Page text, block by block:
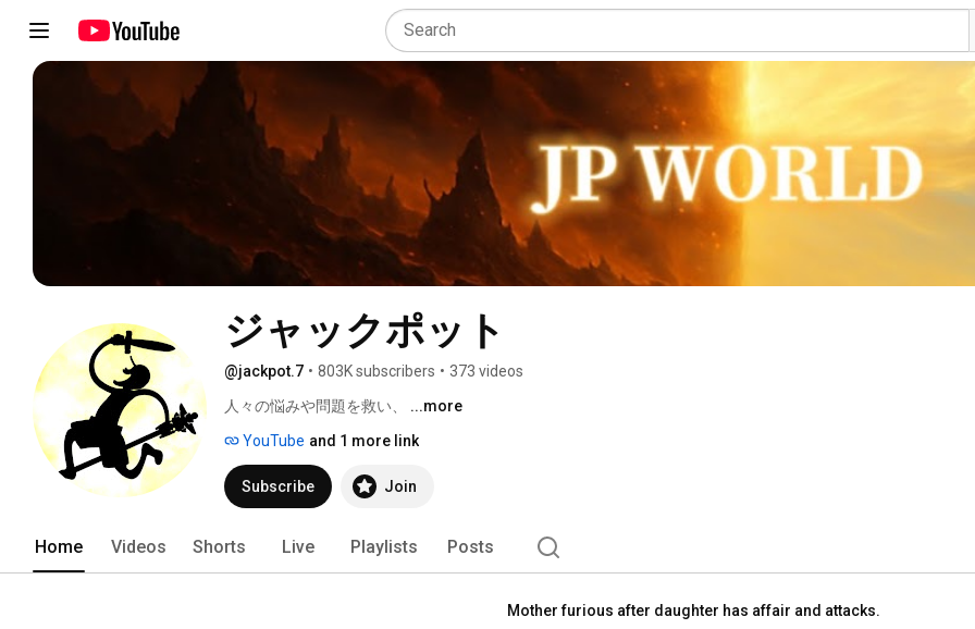
ジャックポット
@jackpot.7 • 803K subscribers • 373 videos
人々の悩みや問題を救い、 ...more
YouTube and 1 more link
Subscribe Join
Home Videos Shorts Live Playlists Posts
Mother furious after daughter has affair and attacks.